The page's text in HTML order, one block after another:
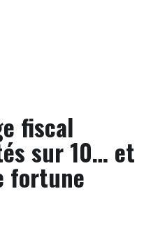
fiscal
sur 10… et
fortune